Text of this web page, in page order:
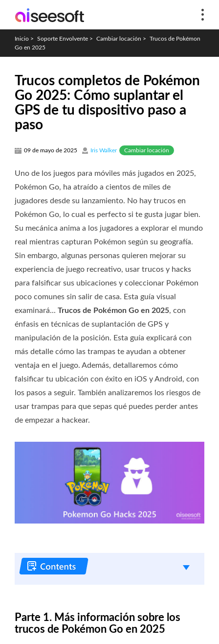
Inicio > Soporte Envolvente > Cambiar locación >
Trucos de Pokémon
Go en 2025
Trucos completos de Pokémon
Go 2025: Cómo suplantar el
GPS de tu dispositivo paso a
paso
09 de mayo de 2025 Iris Walker Cambiar locación
Uno de los juegos para móviles más jugados en 2025,
Pokémon Go, ha atraído a cientos de miles de
jugadores desde su lanzamiento. No hay trucos en
Pokémon Go, lo cual es perfecto si te gusta jugar bien.
Su mecánica anima a los jugadores a explorar el mundo
real mientras capturan Pokémon según su geografía.
Sin embargo, algunas personas quieren mejorar su
experiencia de juego recreativo, usar trucos y hacks
para falsificar sus ubicaciones y coleccionar Pokémon
poco comunes sin salir de casa. Esta guía visual
examinará... Trucos de Pokémon Go en 2025, con
énfasis en técnicas de suplantación de GPS y
manipulación de la posición. Esta guía explicará con
más detalle cómo las trampas te ayudan a obtener
ventaja en el juego. Además, detallaremos cómo
falsificar tu ubicación con éxito en iOS y Android, con
los pasos a seguir. También analizaremos los riesgos de
usar trampas para que sepas qué puedes perder antes
de empezar a hackear.
Parte 1. Más información sobre los
trucos de Pokémon Go en 2025